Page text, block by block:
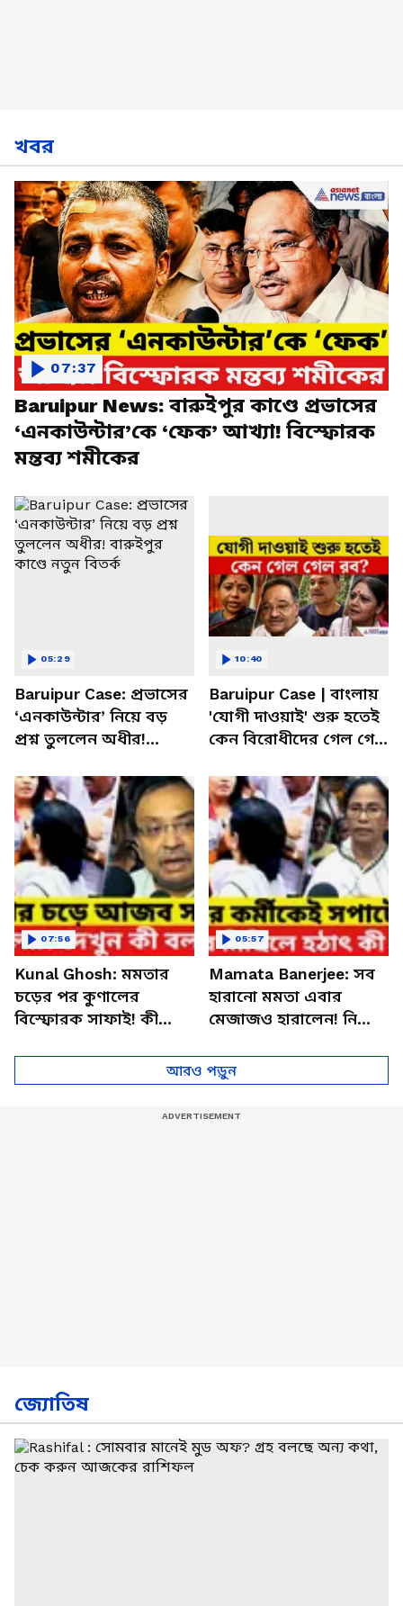
খবর
Baruipur News: বারুইপুর কাণ্ডে প্রভাসের
‘এনকাউন্টার’কে ‘ফেক’ আখ্যা! বিস্ফোরক
মন্তব্য শমীকের
07:37
Baruipur Case: প্রভাসের
‘এনকাউন্টার’ নিয়ে বড়
প্রশ্ন তুললেন অধীর!
05:29
Baruipur Case | বাংলায়
'যোগী দাওয়াই' শুরু হতেই
কেন বিরোধীদের গেল গেল
Congress
10:40
Kunal Ghosh: মমতার
চড়ের পর কুণালের
বিস্ফোরক সাফাই! কী
07:56
Mamata Banerjee: সব
হারানো মমতা এবার
মেজাজও হারালেন! নিজের
05:57
আরও পড়ুন
জ্যোতিষ